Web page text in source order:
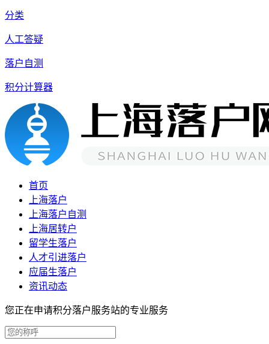
分类
人工答疑
落户自测
积分计算器
首页
上海落户
上海落户自测
上海居转户
留学生落户
人才引进落户
应届生落户
资讯动态
您正在申请积分落户服务站的专业服务